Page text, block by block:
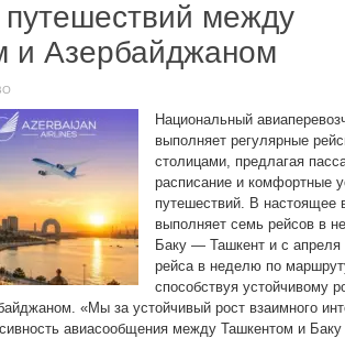
между
и Азербайджаном
Национальный
выполняет регулярные
столицами, предлагая
расписание и комфортные
путешествий. В настоящее
выполняет семь рейсов в
Баку — Ташкент и с
рейса в неделю по
способствуя устойчивому
«Мы за устойчивый рост взаимного
авиасообщения между Ташкентом и